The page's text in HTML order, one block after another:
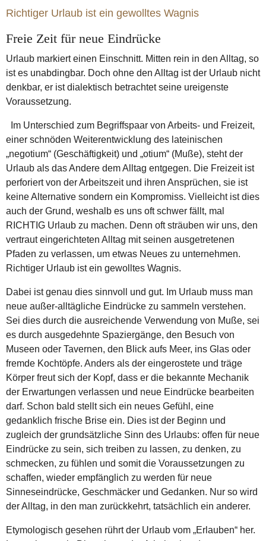
Richtiger Urlaub ist ein gewolltes Wagnis
Freie Zeit für neue Eindrücke
Urlaub markiert einen Einschnitt. Mitten rein in den Alltag, so
ist es unabdingbar. Doch ohne den Alltag ist der Urlaub nicht
denkbar, er ist dialektisch betrachtet seine ureigenste
Voraussetzung.
Im Unterschied zum Begriffspaar von Arbeits- und Freizeit,
einer schnöden Weiterentwicklung des lateinischen
„negotium“ (Geschäftigkeit) und „otium“ (Muße), steht der
Urlaub als das Andere dem Alltag entgegen. Die Freizeit ist
perforiert von der Arbeitszeit und ihren Ansprüchen, sie ist
keine Alternative sondern ein Kompromiss. Vielleicht ist dies
auch der Grund, weshalb es uns oft schwer fällt, mal
RICHTIG Urlaub zu machen. Denn oft sträuben wir uns, den
vertraut eingerichteten Alltag mit seinen ausgetretenen
Pfaden zu verlassen, um etwas Neues zu unternehmen.
Richtiger Urlaub ist ein gewolltes Wagnis.
Dabei ist genau dies sinnvoll und gut. Im Urlaub muss man
neue außer-alltägliche Eindrücke zu sammeln verstehen.
Sei dies durch die ausreichende Verwendung von Muße, sei
es durch ausgedehnte Spaziergänge, den Besuch von
Museen oder Tavernen, den Blick aufs Meer, ins Glas oder
fremde Kochtöpfe. Anders als der eingerostete und träge
Körper freut sich der Kopf, dass er die bekannte Mechanik
der Erwartungen verlassen und neue Eindrücke bearbeiten
darf. Schon bald stellt sich ein neues Gefühl, eine
gedanklich frische Brise ein. Dies ist der Beginn und
zugleich der grundsätzliche Sinn des Urlaubs: offen für neue
Eindrücke zu sein, sich treiben zu lassen, zu denken, zu
schmecken, zu fühlen und somit die Voraussetzungen zu
schaffen, wieder empfänglich zu werden für neue
Sinneseindrücke, Geschmäcker und Gedanken. Nur so wird
der Alltag, in den man zurückkehrt, tatsächlich ein anderer.
Etymologisch gesehen rührt der Urlaub vom „Erlauben“ her.